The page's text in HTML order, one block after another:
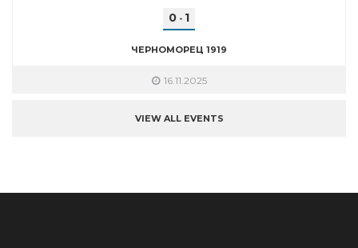
0 - 1
ЧЕРНОМОРЕЦ 1919
16.11.2025
VIEW ALL EVENTS